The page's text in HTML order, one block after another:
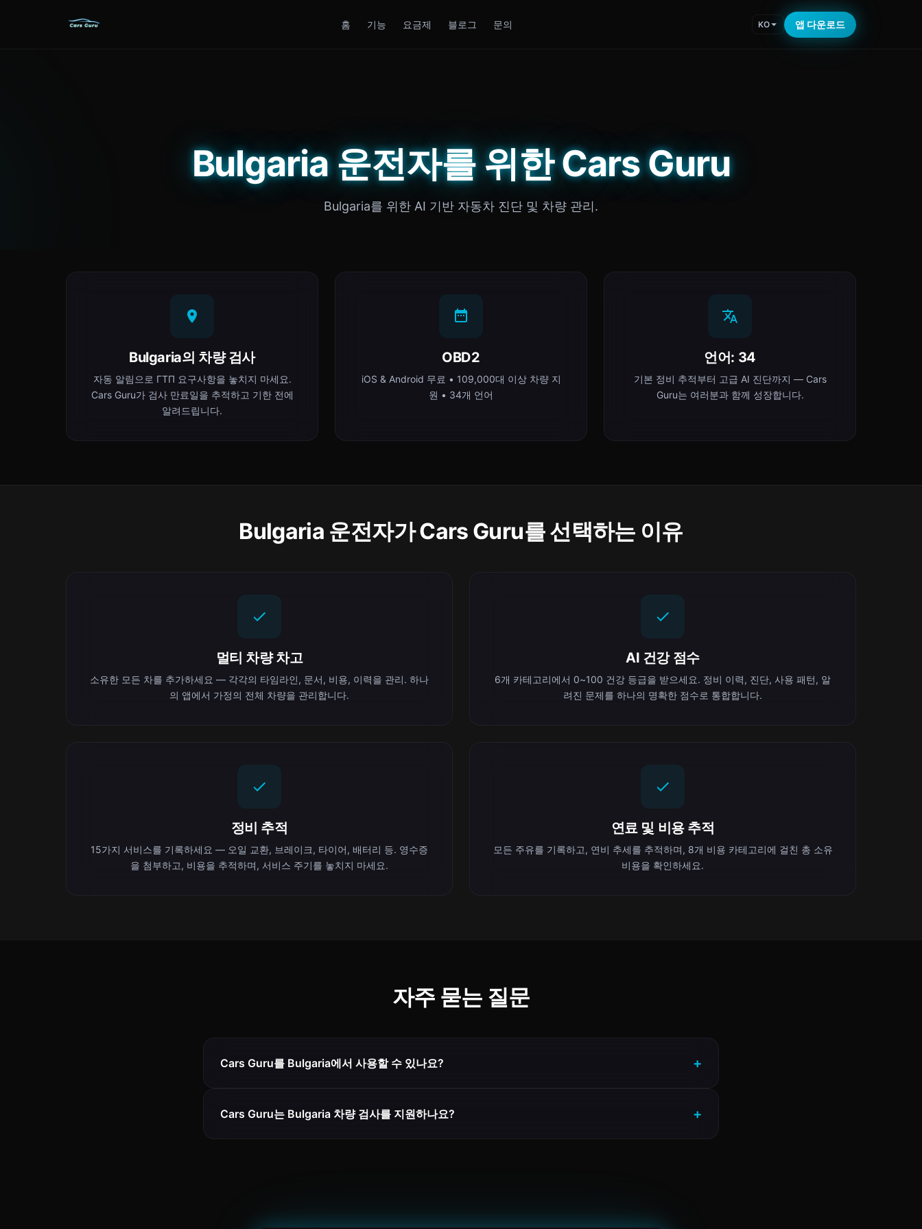
홈 기능 요금제 블로그 문의 KO 앱 다운로드
Bulgaria 운전자를 위한 Cars Guru
Bulgaria를 위한 AI 기반 자동차 진단 및 차량 관리.
Bulgaria의 차량 검사
자동 알림으로 ГТП 요구사항을 놓치지 마세요.
Cars Guru가 검사 만료일을 추적하고 기한 전에
알려드립니다.
OBD2
iOS & Android 무료 • 109,000대 이상 차량 지
원 • 34개 언어
언어: 34
기본 정비 추적부터 고급 AI 진단까지 — Cars
Guru는 여러분과 함께 성장합니다.
Bulgaria 운전자가 Cars Guru를 선택하는 이유
멀티 차량 차고
소유한 모든 차를 추가하세요 — 각각의 타임라인, 문서, 비용, 이력을 관리. 하나
의 앱에서 가정의 전체 차량을 관리합니다.
AI 건강 점수
6개 카테고리에서 0~100 건강 등급을 받으세요. 정비 이력, 진단, 사용 패턴, 알
려진 문제를 하나의 명확한 점수로 통합합니다.
정비 추적
15가지 서비스를 기록하세요 — 오일 교환, 브레이크, 타이어, 배터리 등. 영수증
을 첨부하고, 비용을 추적하며, 서비스 주기를 놓치지 마세요.
연료 및 비용 추적
모든 주유를 기록하고, 연비 추세를 추적하며, 8개 비용 카테고리에 걸친 총 소유
비용을 확인하세요.
자주 묻는 질문
Cars Guru를 Bulgaria에서 사용할 수 있나요?
Cars Guru는 Bulgaria 차량 검사를 지원하나요?